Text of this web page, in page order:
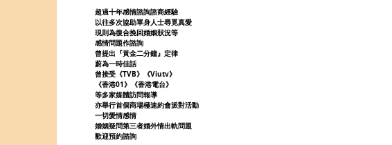
超過十年感情諮詢諮商經驗
以往多次協助單身人士尋覓真愛
現則為復合挽回婚姻狀況等
感情問題作諮詢
曾提出『黃金二分鐘』定律
蔚為一時佳話
曾接受《TVB》《Viutv》
《香港01》
《香港電台》
等多家媒體訪問報導
亦舉行首個商場極速約會派對活動
一切愛情感情
婚姻疑問第三者婚外情出軌問題
歡迎預約諮詢